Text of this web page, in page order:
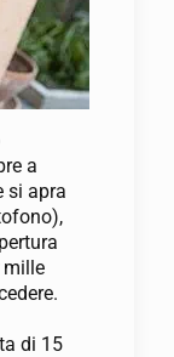
a
si apra
mille
di 15